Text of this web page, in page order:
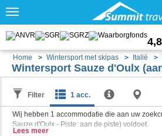
Toggle
4,8
Home Wintersport met skipas Italië
Wintersport Sauze d'Oulx
Filter 1 acc.
Wij hebben 1 accommodatie die aan uw
Sauze d'Oulx - Piste: aan de piste) voldoet.
Lees meer